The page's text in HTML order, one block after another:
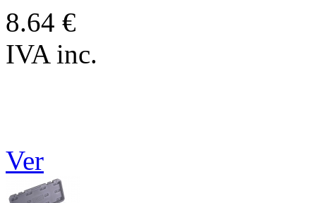
8.64 €
IVA inc.
Ver